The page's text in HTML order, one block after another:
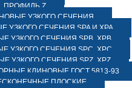
ПРОФИЛЬ Z
УЗКОГО СЕЧЕНИЯ
УЗКОГО СЕЧЕНИЯ SPA И XPA
УЗКОГО СЕЧЕНИЯ SPB, XPB
УЗКОГО СЕЧЕНИЯ SPC, XPC
УЗКОГО СЕЧЕНИЯ SPZ, XPZ
КЛИНОВЫЕ ГОСТ 5813-93
ПЛОСКИЕ